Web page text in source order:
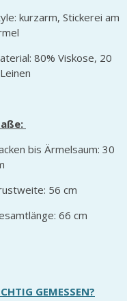
kurzarm, Stickerei am
80% Viskose, 20
bis Ärmelsaum: 30
56 cm
66 cm
GEMESSEN?